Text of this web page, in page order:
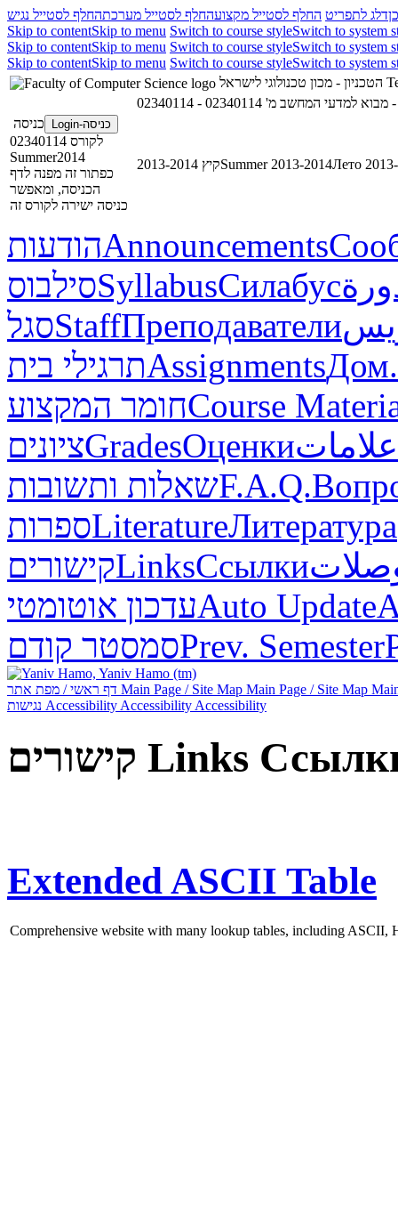
דלג לתפריט החלף לסטייל מקצועהחלף לסטייל מערכתהחלף לסטייל נגיש
Skip to contentSkip to menu Switch to course styleSwitch to system
Skip to contentSkip to menu Switch to course styleSwitch to system
Skip to contentSkip to menu Switch to course styleSwitch to system
02340114 - מבוא למדעי המחשב מ'
כניסה-Login
כניסה
לקורס 02340114
Summer2014
כפתור זה מפנה לדף
הכניסה, ומאפשר
כניסה ישירה לקורס זה
קיץ 2013-2014Summer 2013-2014Лето
הודעותAnnouncements
סילבוסSyllabusСилабус
סגלStaffПреподаватели
תרגילי ביתAssignmentsДом.
חומר המקצועCourse
ציוניםGradesОценкиعلامات
שאלות ותשובותF.A.Q.
ספרותLiteratureЛитература
קישוריםLinksСсылки
עדכון אוטומטיAuto Update
סמסטר קודםPrev. Semester
Main Page / Site Map Main Page / Site Map
Accessibility Accessibility Accessibility
קישורים Links
Extended ASCII Table
Comprehensive website with many lookup tables, including ASCII,